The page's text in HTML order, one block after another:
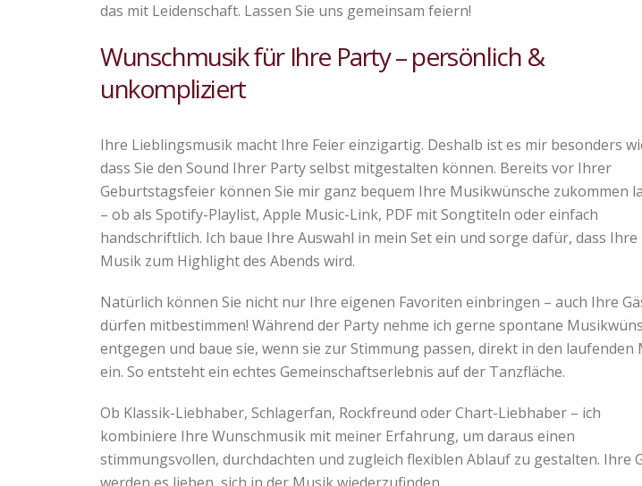
das mit Leidenschaft. Lassen Sie uns gemeinsam feiern!
Wunschmusik für Ihre Party – persönlich &
unkompliziert
Ihre Lieblingsmusik macht Ihre Feier einzigartig. Deshalb ist es mir besonders
dass Sie den Sound Ihrer Party selbst mitgestalten können. Bereits vor Ihrer
Geburtstagsfeier können Sie mir ganz bequem Ihre Musikwünsche zukommen
– ob als Spotify-Playlist, Apple Music-Link, PDF mit Songtiteln oder einfach
handschriftlich. Ich baue Ihre Auswahl in mein Set ein und sorge dafür, dass Ihre
Musik zum Highlight des Abends wird.
Natürlich können Sie nicht nur Ihre eigenen Favoriten einbringen – auch Ihre
dürfen mitbestimmen! Während der Party nehme ich gerne spontane
entgegen und baue sie, wenn sie zur Stimmung passen, direkt in den laufenden
ein. So entsteht ein echtes Gemeinschaftserlebnis auf der Tanzfläche.
Ob Klassik-Liebhaber, Schlagerfan, Rockfreund oder Chart-Liebhaber – ich
kombiniere Ihre Wunschmusik mit meiner Erfahrung, um daraus einen
stimmungsvollen, durchdachten und zugleich flexiblen Ablauf zu gestalten. Ihre